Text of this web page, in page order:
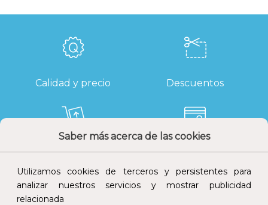
Saber más acerca de las cookies
Utilizamos cookies de terceros y persistentes para
analizar nuestros servicios y mostrar publicidad
relacionada
Calidad y precio Descuentos